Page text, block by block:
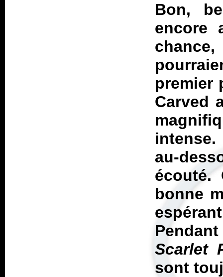
Bon,
encore
premier
Carved
au-
écouté.
bonne
Scarlet
sont